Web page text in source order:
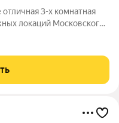
3-х комнатная
локаций Московского
с Парком Победы .
Парк Победы и